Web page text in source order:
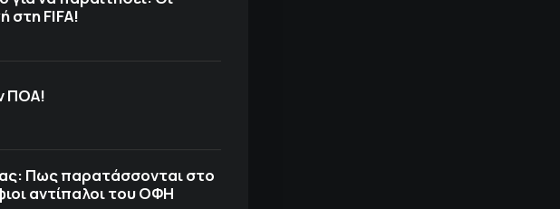
στη FIFA!
ΠΟΑ!
Πως παρατάσσονται στο
αντίπαλοι του ΟΦΗ